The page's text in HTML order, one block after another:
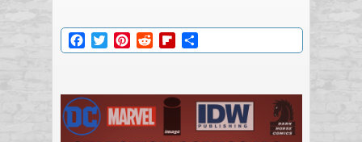
Facebook
TwitterPinterestRedditFlipboard